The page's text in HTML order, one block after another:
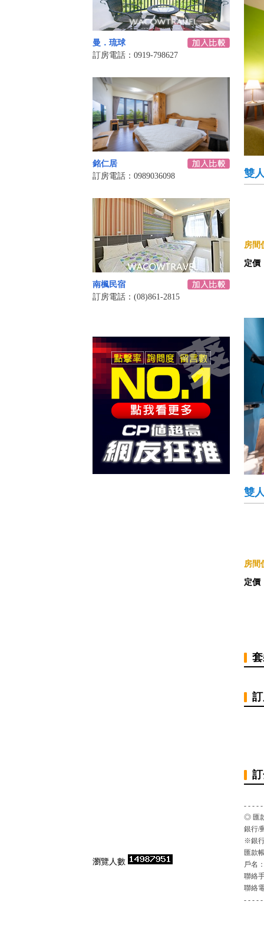
曼．琉球
訂房電話：0919-798627
銘仁居
訂房電話：0989036098
南楓民宿
訂房電話：(08)861-2815
瀏覽人數
雙
房間
定價
雙
房間
定價
- - - -
◎ 匯
銀行/
※銀
匯款
戶名
聯絡
聯絡
- - - -